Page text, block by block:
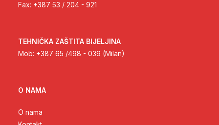
Fax: +387 53 / 204 - 921
TEHNIČKA ZAŠTITA BIJELJINA
Mob: +387 65 /498 - 039 (Milan)
O NAMA
O nama